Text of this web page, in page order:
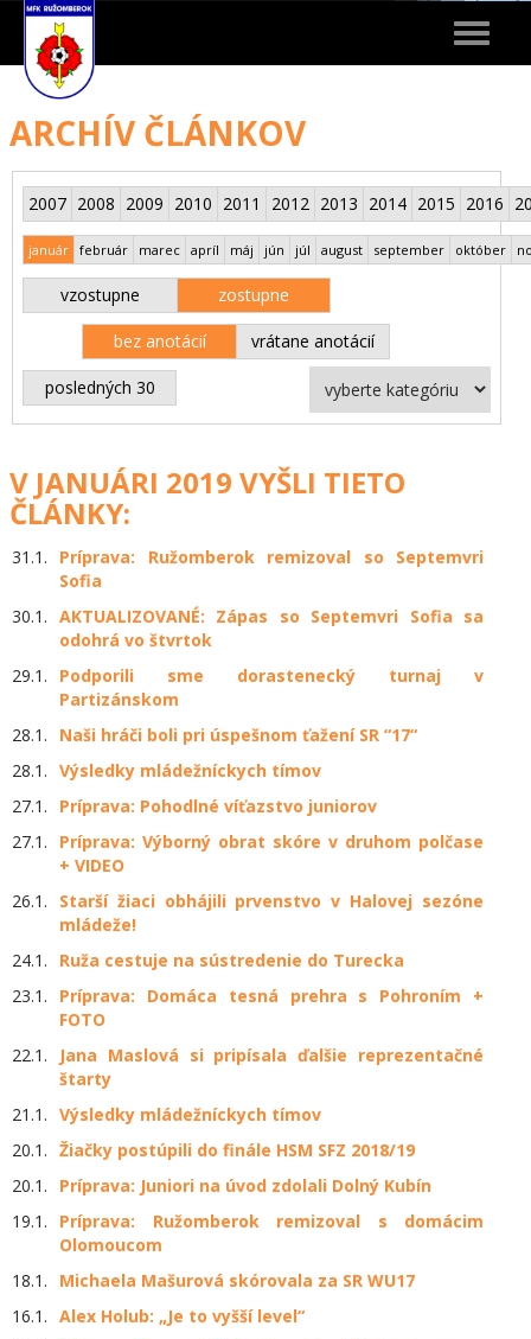
Toggle
ARCHÍV ČLÁNKOV
2007 2008 2009 2010 2011 2012 2013 2014 2015 2016
január február marec apríl máj jún júl august september október
vzostupne zostupne
bez anotácií vrátane anotácií
posledných 30
V JANUÁRI 2019 VYŠLI TIETO
ČLÁNKY:
31.1.
Príprava: Ružomberok remizoval so Septemvri
Sofia
30.1. AKTUALIZOVANÉ: Zápas so Septemvri Sofia sa
odohrá vo štvrtok
29.1.
Podporili sme dorastenecký turnaj v
Partizánskom
28.1.
Naši hráči boli pri úspešnom ťažení SR “17“
28.1. Výsledky mládežníckych tímov
27.1.
Príprava: Pohodlné víťazstvo juniorov
27.1.
Príprava: Výborný obrat skóre v druhom polčase
+ VIDEO
26.1.
Starší žiaci obhájili prvenstvo v Halovej sezóne
mládeže!
24.1.
Ruža cestuje na sústredenie do Turecka
23.1.
Príprava: Domáca tesná prehra s Pohroním +
FOTO
22.1.
Jana Maslová si pripísala ďalšie reprezentačné
štarty
21.1. Výsledky mládežníckych tímov
20.1. Žiačky postúpili do finále HSM SFZ 2018/19
20.1.
Príprava: Juniori na úvod zdolali Dolný Kubín
19.1.
Príprava: Ružomberok remizoval s domácim
Olomoucom
18.1.
Michaela Mašurová skórovala za SR WU17
16.1. Alex Holub: „Je to vyšší level“